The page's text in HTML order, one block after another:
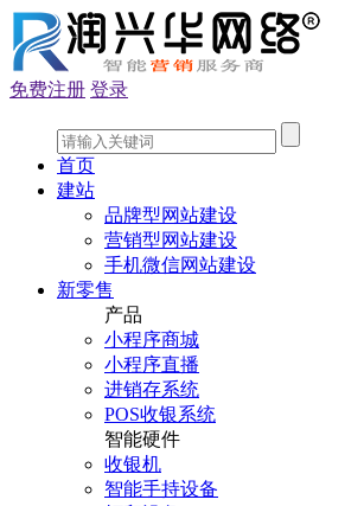
免费注册 登录
首页
建站
品牌型网站建设
营销型网站建设
手机微信网站建设
新零售
产品
小程序商城
小程序直播
进销存系统
POS收银系统
智能硬件
收银机
智能手持设备